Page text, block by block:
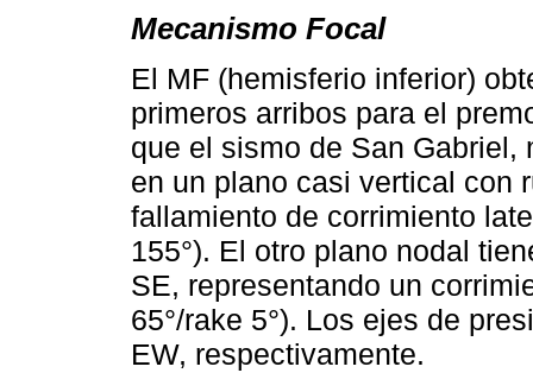
Mecanismo Focal
El MF (hemisferio inferior)
primeros arribos para el
que el sismo de San Gabriel,
en un plano casi vertical con
fallamiento de corrimiento
155°). El otro plano nodal
SE, representando un
65°/rake 5°). Los ejes de
EW, respectivamente.